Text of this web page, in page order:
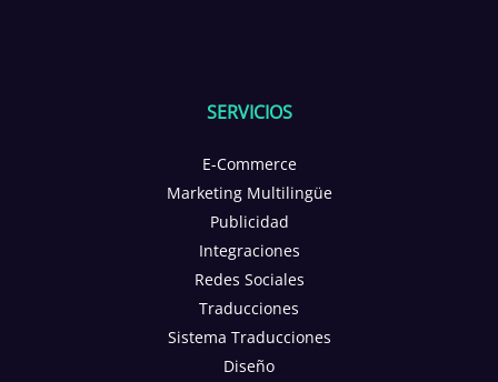
SERVICIOS
E-Commerce
Marketing Multilingüe
Publicidad
Integraciones
Redes Sociales
Traducciones
Sistema Traducciones
Diseño